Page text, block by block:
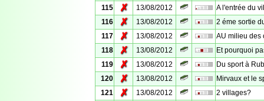
115
✗ 13/08/2012
A l'entrée du
116
✗ 13/08/2012
2 éme sortie
117
✗ 13/08/2012
AU milieu des
118
✗ 13/08/2012
Et pourquoi
119
✗ 13/08/2012
Du sport à
120
✗ 13/08/2012
Mirvaux et le
121
✗ 13/08/2012
2 villages?